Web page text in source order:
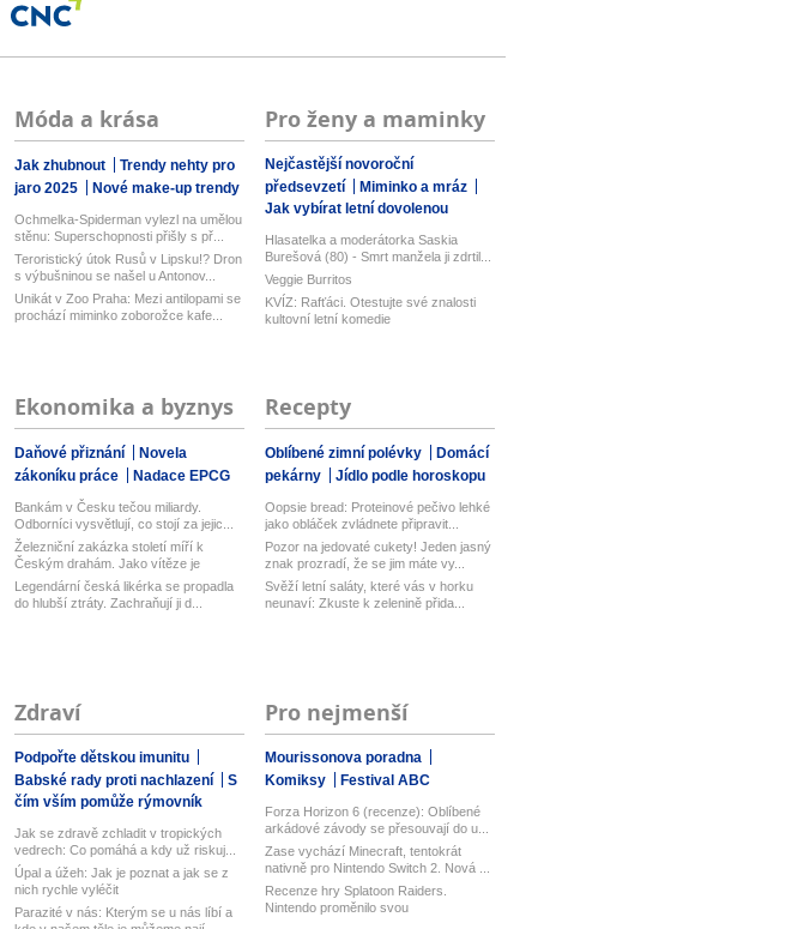
Móda a krása
Jak zhubnout
Trendy nehty pro
jaro 2025
Nové make-up trendy
Ochmelka-Spiderman vylezl na umělou
stěnu: Superschopnosti přišly s př...
Teroristický útok Rusů v Lipsku!? Dron
s výbušninou se našel u Antonov...
Unikát v Zoo Praha: Mezi antilopami se
prochází miminko zoborožce kafe...
Pro ženy a maminky
Nejčastější novoroční
předsevzetí
Miminko a mráz
Jak vybírat letní dovolenou
Hlasatelka a moderátorka Saskia
Burešová (80) - Smrt manžela ji zdrtil...
Veggie Burritos
KVÍZ: Rafťáci. Otestujte své znalosti
kultovní letní komedie
Ekonomika a byznys
Daňové přiznání
Novela
zákoníku práce
Nadace EPCG
Bankám v Česku tečou miliardy.
Odborníci vysvětlují, co stojí za jejic...
Železniční zakázka století míří k
Českým drahám. Jako vítěze je
schvál...
Legendární česká likérka se propadla
do hlubší ztráty. Zachraňují ji d...
Recepty
Oblíbené zimní polévky
Domácí
pekárny
Jídlo podle horoskopu
Oopsie bread: Proteinové pečivo lehké
jako obláček zvládnete připravit...
Pozor na jedovaté cukety! Jeden jasný
znak prozradí, že se jim máte vy...
Svěží letní saláty, které vás v horku
neunaví: Zkuste k zelenině přida...
Zdraví
Podpořte dětskou imunitu
Babské rady proti nachlazení
S
čím vším pomůže rýmovník
Jak se zdravě zchladit v tropických
vedrech: Co pomáhá a kdy už riskuj...
Úpal a úžeh: Jak je poznat a jak se z
nich rychle vyléčit
Parazité v nás: Kterým se u nás líbí a
Pro nejmenší
Mourissonova poradna
Komiksy
Festival ABC
Forza Horizon 6 (recenze): Oblíbené
arkádové závody se přesouvají do u...
Zase vychází Minecraft, tentokrát
nativně pro Nintendo Switch 2. Nová ...
Recenze hry Splatoon Raiders.
Nintendo proměnilo svou